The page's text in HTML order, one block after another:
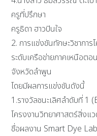
ครูที่ปรึกษา
ครูธิดา ฮาวปินใจ
2. การแข่งขันทักษะวิชากา
ระดับเครือข่ายภาคเหนือต
จังหวัดลำพูน
โดยมีผลการแข่งขันดังนี้
1.รางวัลชนะเลิศลำดับที่
โครงงานวิทยาศาสตร์สิ่งแ
ชื่อผลงาน Smart Dye Lab